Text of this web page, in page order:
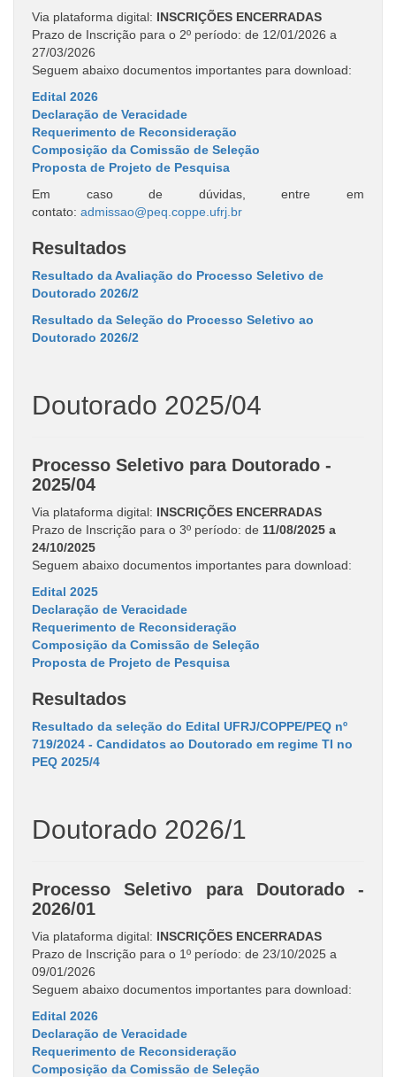
Via plataforma digital: INSCRIÇÕES ENCERRADAS
Prazo de Inscrição para o 2º período: de 12/01/2026 a
27/03/2026
Seguem abaixo documentos importantes para download:
Edital 2026
Declaração de Veracidade
Requerimento de Reconsideração
Composição da Comissão de Seleção
Proposta de Projeto de Pesquisa
Em caso de dúvidas, entre em
contato: admissao@peq.coppe.ufrj.br
Resultados
Resultado da Avaliação do Processo Seletivo de
Doutorado 2026/2
Resultado da Seleção do Processo Seletivo ao
Doutorado 2026/2
Doutorado 2025/04
Processo Seletivo para Doutorado -
2025/04
Via plataforma digital: INSCRIÇÕES ENCERRADAS
Prazo de Inscrição para o 3º período: de 11/08/2025 a
24/10/2025
Seguem abaixo documentos importantes para download:
Edital 2025
Declaração de Veracidade
Requerimento de Reconsideração
Composição da Comissão de Seleção
Proposta de Projeto de Pesquisa
Resultados
Resultado da seleção do Edital UFRJ/COPPE/PEQ nº
719/2024 - Candidatos ao Doutorado em regime TI no
PEQ 2025/4
Doutorado 2026/1
Processo Seletivo para Doutorado -
2026/01
Via plataforma digital: INSCRIÇÕES ENCERRADAS
Prazo de Inscrição para o 1º período: de 23/10/2025 a
09/01/2026
Seguem abaixo documentos importantes para download:
Edital 2026
Declaração de Veracidade
Requerimento de Reconsideração
Composição da Comissão de Seleção